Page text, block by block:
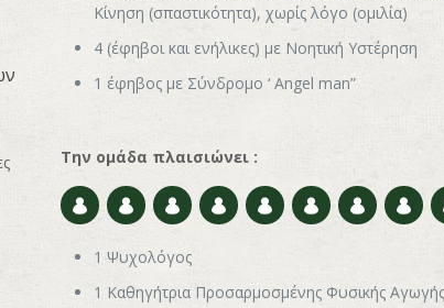
Κίνηση (σπαστικότητα), χωρίς λόγο (ομιλία)
4 (έφηβοι και ενήλικες) με Νοητική Υστέρηση
1 έφηβος με Σύνδρομο ‘ Angel man”
Την ομάδα πλαισιώνει :
1 Ψυχολόγος
1 Καθηγήτρια Προσαρμοσμένης Φυσικής Αγωγής